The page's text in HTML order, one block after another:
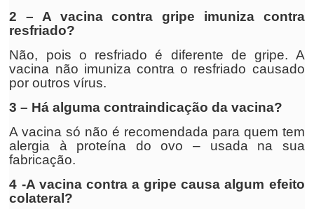
2 – A vacina contra gripe imuniza contra
resfriado?
Não, pois o resfriado é diferente de gripe. A
vacina não imuniza contra o resfriado causado
por outros vírus.
3 – Há alguma contraindicação da vacina?
A vacina só não é recomendada para quem tem
alergia à proteína do ovo – usada na sua
fabricação.
4 -A vacina contra a gripe causa algum efeito
colateral?